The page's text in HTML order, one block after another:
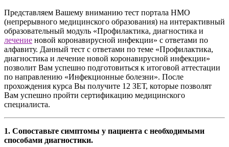
Представляем Вашему вниманию тест портала НМО
(непрерывного медицинского образования) на интерактивный
образовательный модуль «Профилактика, диагностика и
лечение новой коронавирусной инфекции» с ответами по
алфавиту. Данный тест с ответами по теме «Профилактика,
диагностика и лечение новой коронавирусной инфекции»
позволит Вам успешно подготовиться к итоговой аттестации
по направлению «Инфекционные болезни». После
прохождения курса Вы получите 12 ЗЕТ, которые позволят
Вам успешно пройти сертификацию медицинского
специалиста.
1. Сопоставьте симптомы у пациента с необходимыми
способами диагностики.